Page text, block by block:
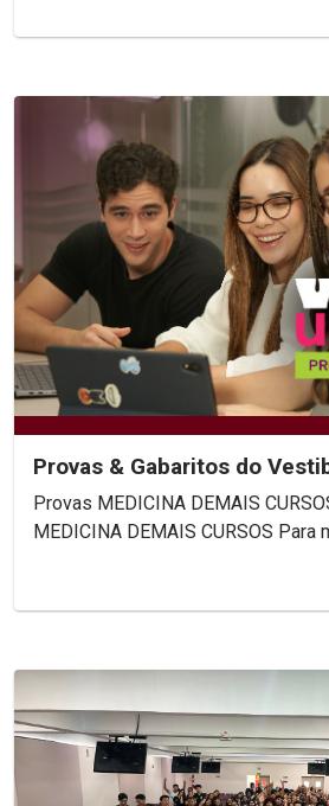
Provas & Gabaritos do
Provas MEDICINA DEMAIS CURSOS Gabaritos
MEDICINA DEMAIS